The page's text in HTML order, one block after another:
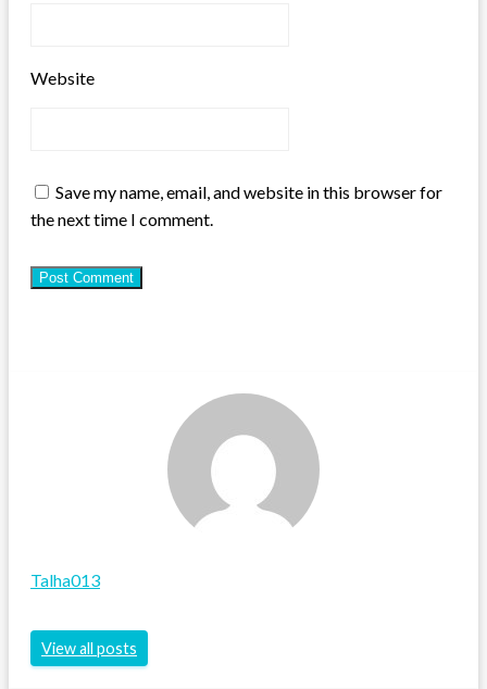
Website
Save my name, email, and website in this browser for
the next time I comment.
Talha013
View all posts